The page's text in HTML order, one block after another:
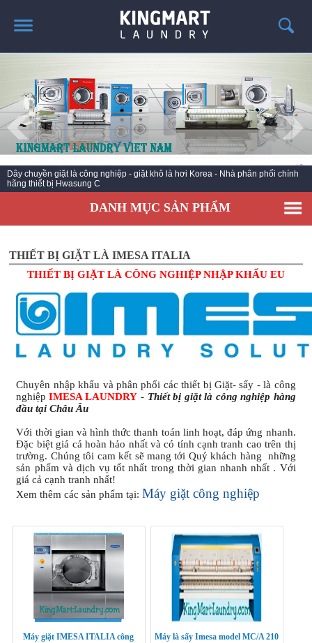
TRANG CHỦ
GIỚI THIỆU
SẢN PHẨM
TIN TỨC GIẶT LÀ
CÔNG TRÌNH TRIỂN KHAI
LIÊN HỆ
Máy giặt công nghiệp thiết bị giặt là nhập khẩu chính hãng KOREA,
POWERLINE USA, TOLON EURO
DANH MỤC SẢN PHẨM
THIẾT BỊ GIẶT LÀ IMESA ITALIA
THIẾT BỊ GIẶT LÀ CÔNG NGHIỆP NHẬP KHẨU EU
Chuyên nhập khẩu và phân phối các thiết bị Giặt- sấy - là công
nghiệp IMESA LAUNDRY - Thiết bị giặt là công nghiệp hàng
đầu tại Châu Âu
Với thời gian và hình thức thanh toán linh hoạt, đáp ứng nhanh.
Đặc biệt giá cả hoàn hảo nhất và có tính cạnh tranh cao trên thị
trường. Chúng tôi cam kết sẽ mang tới Quý khách hàng những
sản phẩm và dịch vụ tốt nhất trong thời gian nhanh nhất . Với
giá cả cạnh tranh nhất!
Xem thêm các sản phẩm tại:Máy giặt công nghiệp
Máy giặt IMESA ITALIA công
Máy là sấy Imesa model MC/A 210